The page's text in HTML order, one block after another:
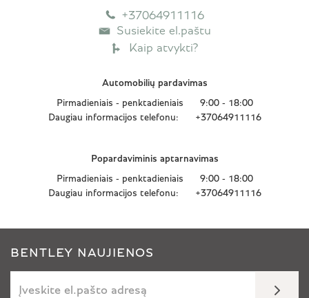
+37064911116
Susiekite el.paštu
Kaip atvykti?
Automobilių pardavimas
Pirmadieniais - penktadieniais
9:00 - 18:00
Daugiau informacijos telefonu:
+37064911116
Popardaviminis aptarnavimas
Pirmadieniais - penktadieniais
9:00 - 18:00
Daugiau informacijos telefonu:
+37064911116
BENTLEY NAUJIENOS